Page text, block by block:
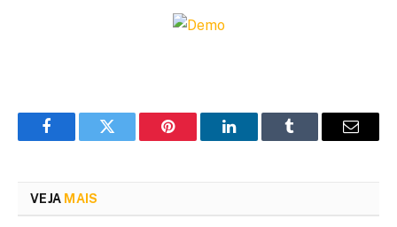
FacebookTwitter Pinterest LinkedInTumblr Email
VEJA MAIS